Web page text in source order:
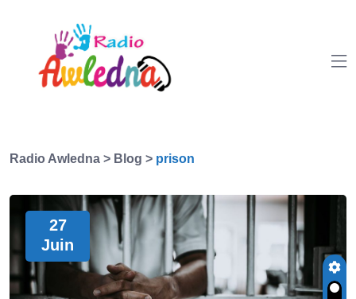
Radio Awledna > Blog > prison
27
Juin